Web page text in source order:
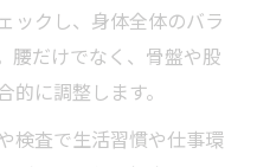
ックし、身体全体のバラ
腰だけでなく、骨盤や股
に調整します。
検査で生活習慣や仕事環